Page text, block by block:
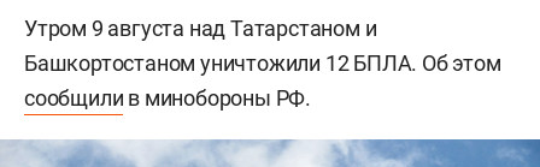
Утром 9 августа над Татарстаном и
Башкортостаном уничтожили 12 БПЛА. Об этом
сообщили в минобороны РФ.